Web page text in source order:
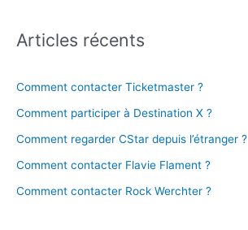
Articles récents
Comment contacter Ticketmaster ?
Comment participer à Destination X ?
Comment regarder CStar depuis l’étranger ?
Comment contacter Flavie Flament ?
Comment contacter Rock Werchter ?